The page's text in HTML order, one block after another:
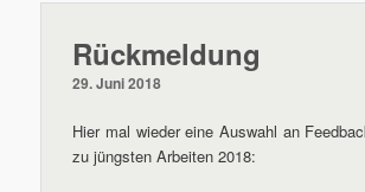
Rückmeldung
29. Juni 2018
Hier mal wieder eine Auswahl an
zu jüngsten Arbeiten 2018: